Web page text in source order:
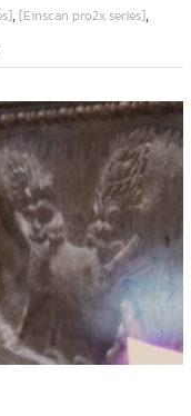
,[Einscan pro2x series],